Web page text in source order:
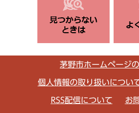
茅野市ホームページ
個人情報の取り扱いについ
RSS配信について お